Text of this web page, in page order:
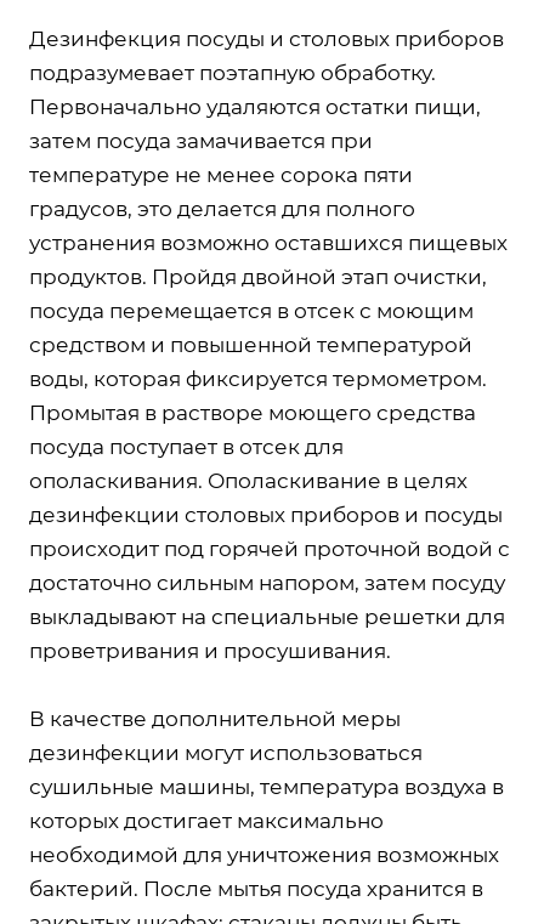
Дезинфекция посуды и столовых приборов
подразумевает поэтапную обработку.
Первоначально удаляются остатки пищи,
затем посуда замачивается при
температуре не менее сорока пяти
градусов, это делается для полного
устранения возможно оставшихся пищевых
продуктов. Пройдя двойной этап очистки,
посуда перемещается в отсек с моющим
средством и повышенной температурой
воды, которая фиксируется термометром.
Промытая в растворе моющего средства
посуда поступает в отсек для
ополаскивания. Ополаскивание в целях
дезинфекции столовых приборов и посуды
происходит под горячей проточной водой с
достаточно сильным напором, затем посуду
выкладывают на специальные решетки для
проветривания и просушивания.
В качестве дополнительной меры
дезинфекции могут использоваться
сушильные машины, температура воздуха в
которых достигает максимально
необходимой для уничтожения возможных
бактерий. После мытья посуда хранится в